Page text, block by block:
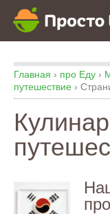
про Еду
про Кухню
про Экспертизу
Главная › про Еду ›
путешествие ›